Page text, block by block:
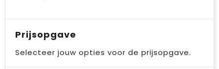
Prijsopgave
Selecteer jouw opties voor de prijsopgave.